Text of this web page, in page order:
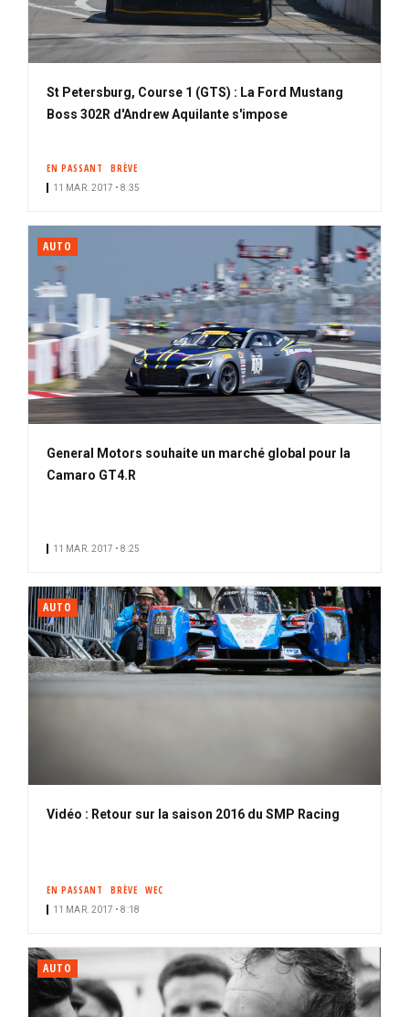
St Petersburg, Course 1 (GTS) : La Ford Mustang
Boss 302R d'Andrew Aquilante s'impose
EN PASSANT BRÈVE
11 MAR. 2017 • 8:35
AUTO
General Motors souhaite un marché global pour la
Camaro GT4.R
11 MAR. 2017 • 8:25
AUTO
Vidéo : Retour sur la saison 2016 du SMP Racing
EN PASSANT BRÈVE WEC
11 MAR. 2017 • 8:18
AUTO